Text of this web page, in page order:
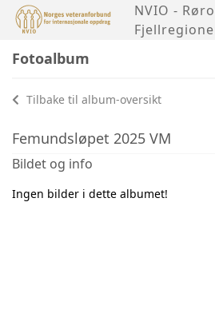
NVIO -
Fotoalbum
Tilbake til album-oversikt
Femundsløpet 2025 VM
Bildet og info
Ingen bilder i dette albumet!